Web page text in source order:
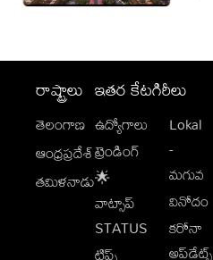
రాష్ట్రాలు
తెలంగాణ
ఆంధ్రప్రదేశ్
తమిళనాడు
ఇతర కేటగిరీలు
ఉద్యోగాలు
ట్రెండింగ్
🌟
వాట్సాప్
STATUS
Lokal
-
మగువ
వినోదం
కరోనా
అప్‌డేట్స్